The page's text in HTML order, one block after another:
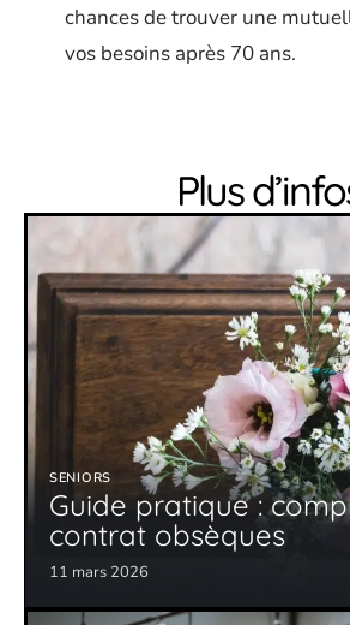
chances de trouver une
vos besoins après 70 ans.
Plus
SENIORS
Guide pratique :
contrat obsèques
11 mars 2026